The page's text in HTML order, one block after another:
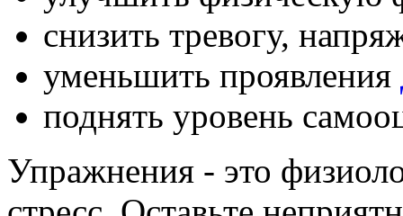
снизить тревогу,
уменьшить проявления
поднять уровень
Упражнения - это